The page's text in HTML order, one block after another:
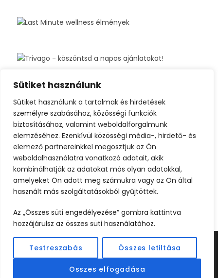
Sütiket használunk
Sütiket használunk a tartalmak és hirdetések
személyre szabásához, közösségi funkciók
biztosításához, valamint weboldalforgalmunk
elemzéséhez. Ezenkívül közösségi média-, hirdető- és
elemező partnereinkkel megosztjuk az Ön
weboldalhasználatra vonatkozó adatait, akik
kombinálhatják az adatokat más olyan adatokkal,
amelyeket Ön adott meg számukra vagy az Ön által
használt más szolgáltatásokból gyűjtöttek.
Az „Összes süti engedélyezése” gombra kattintva
hozzájárulsz az összes süti használatához.
Testreszabás Összes letiltása
Összes elfogadása
KÉSZÍTETTEWEBCREATIVE